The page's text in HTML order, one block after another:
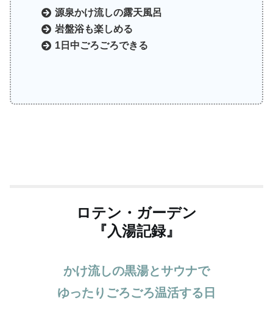
源泉かけ流しの露天風呂
岩盤浴も楽しめる
1日中ごろごろできる
ロテン・ガーデン
『入湯記録』
かけ流しの黒湯とサウナで
ゆったりごろごろ温活する日